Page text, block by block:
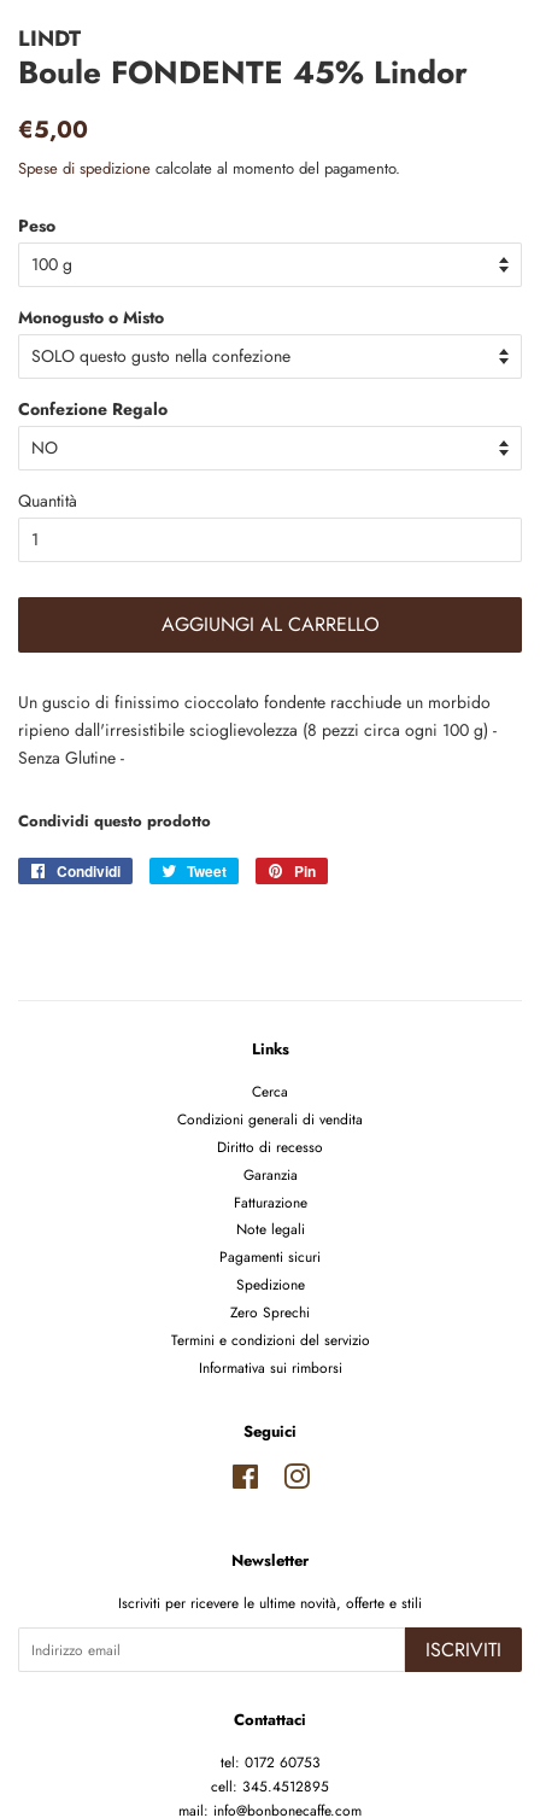
LINDT
Boule FONDENTE 45% Lindor
Prezzo
listino
€5,00
Spese di spedizione calcolate al momento del pagamento.
Peso
Monogusto o Misto
Confezione Regalo
Quantità
AGGIUNGI AL CARRELLO
Un guscio di finissimo cioccolato fondente racchiude un morbido
ripieno dall'irresistibile scioglievolezza (8 pezzi circa ogni 100 g) -
Senza Glutine -
Condividi questo prodotto
Condividi
CondividiTweet
Twitta
Pin
Links
Cerca
Condizioni generali di vendita
Diritto di recesso
Garanzia
Fatturazione
Note legali
Pagamenti sicuri
Spedizione
Zero Sprechi
Termini e condizioni del servizio
Informativa sui rimborsi
Seguici
FacebookInstagram
Newsletter
Iscriviti per ricevere le ultime novità, offerte e stili
ISCRIVITI
Contattaci
tel: 0172 60753
cell: 345.4512895
mail: info@bonbonecaffe.com